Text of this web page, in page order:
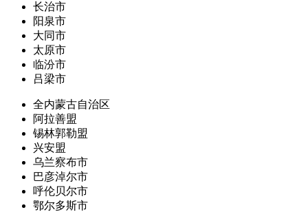
长治市
阳泉市
大同市
太原市
临汾市
吕梁市
全内蒙古自治区
阿拉善盟
锡林郭勒盟
兴安盟
乌兰察布市
巴彦淖尔市
呼伦贝尔市
鄂尔多斯市